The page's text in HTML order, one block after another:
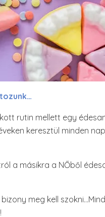
rutin mellett egy
keresztül minden
a másikra a NŐből
meg kell